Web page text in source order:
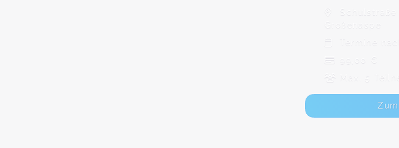
Schulstraße
Großenaspe
Termine
99,00 €
Max. 5